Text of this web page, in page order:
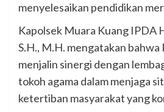
menyelesaikan pendidikan
Kapolsek Muara Kuang IPDA
S.H., M.H. mengatakan bahwa
menjalin sinergi dengan
tokoh agama dalam menjaga
ketertiban masyarakat yang